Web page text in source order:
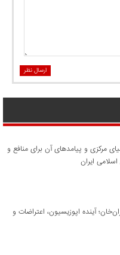
ارسال نظر
مرکزی و پیامدهای آن برای منافع و
ایران
آینده اپوزیسیون، اعتراضات و